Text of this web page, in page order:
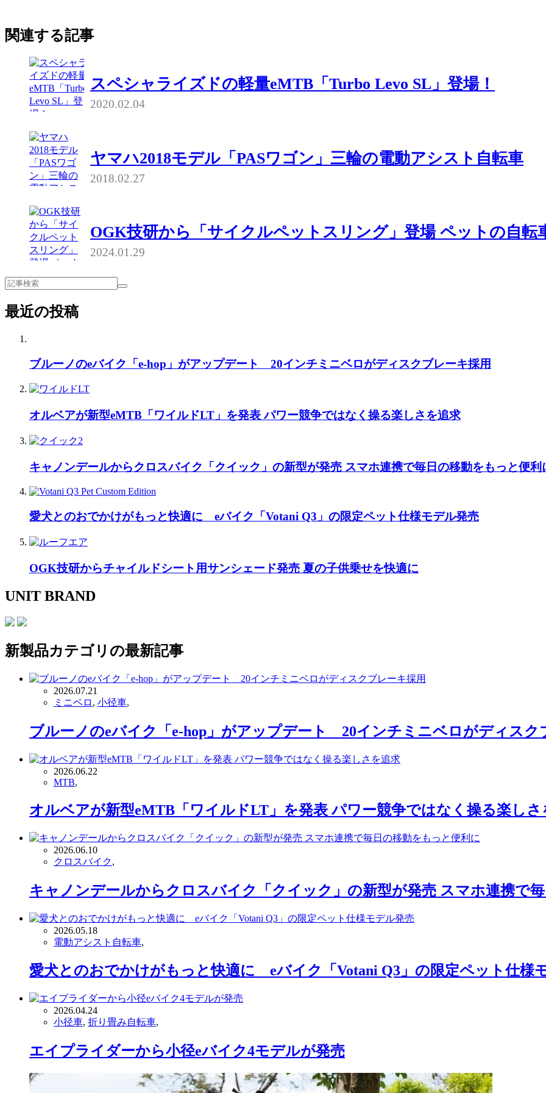
関連する記事
スペシャライズドの軽量eMTB「Turbo Levo SL」登場！
2020.02.04
ヤマハ2018モデル「PASワゴン」三輪の電動アシスト自転車
2018.02.27
OGK技研から「サイクルペットスリング」登場 ペットの自
2024.01.29
最近の投稿
ブルーノのeバイク「e-hop」がアップデート 20インチミニベロがディスクブレーキ採用
オルベアが新型eMTB「ワイルドLT」を発表 パワー競争ではなく操る楽しさを追求
キャノンデールからクロスバイク「クイック」の新型が発売 スマホ連携で毎日の移動をもっと便利
愛犬とのおでかけがもっと快適に eバイク「Votani Q3」の限定ペット仕様モデル発売
OGK技研からチャイルドシート用サンシェード発売 夏の子供乗せを快適に
UNIT BRAND
新製品カテゴリの最新記事
2026.07.21
ミニベロ , 小径車,
ブルーノのeバイク「e-hop」がアップデート 20インチミニベロがディスク
2026.06.22
MTB,
オルベアが新型eMTB「ワイルドLT」を発表 パワー競争ではなく操る楽しさ
2026.06.10
クロスバイク,
キャノンデールからクロスバイク「クイック」の新型が発売 スマホ連携で
2026.05.18
電動アシスト自転車,
愛犬とのおでかけがもっと快適に eバイク「Votani Q3」の限定ペット仕様
2026.04.24
小径車, 折り畳み自転車,
エイプライダーから小径eバイク4モデルが発売